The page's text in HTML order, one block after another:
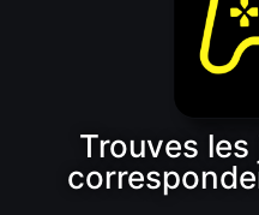
Trouves